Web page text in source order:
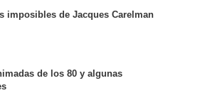
imposibles de Jacques Carelman
de los 80 y algunas